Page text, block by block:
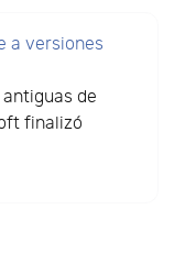
a versiones
de
finalizó